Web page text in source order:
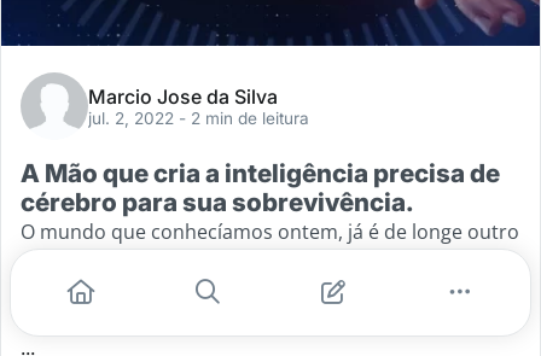
Marcio Jose da Silva
jul. 2, 2022 - 2 min de leitura
A Mão que cria a inteligência precisa de
cérebro para sua sobrevivência.
O mundo que conhecíamos ontem, já é de longe outro
mundo e esta em um ritmo de mudança cada vez mais
rápido. Podemos perceber isso observando alguns
...